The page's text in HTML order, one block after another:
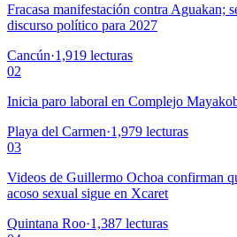
Fracasa manifestación contra Aguakan;
discurso político para 2027
Cancún·1,919 lecturas
02
Inicia paro laboral en Complejo
Playa del Carmen·1,979 lecturas
03
Videos de Guillermo Ochoa confirman
acoso sexual sigue en Xcaret
Quintana Roo·1,387 lecturas